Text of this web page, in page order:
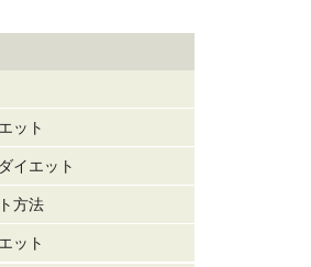
ット
イエット
方法
ット